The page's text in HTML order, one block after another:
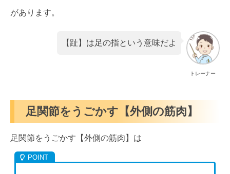
があります。
トレーナー
【趾】は足の指という意味だよ
足関節をうごかす【外側の筋肉】
足関節をうごかす【外側の筋肉】は